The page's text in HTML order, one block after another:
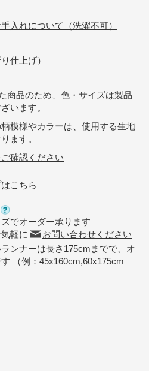
入れについて（洗濯不可）
仕上げ）
商品のため、色・サイズは製品
います。
模様やカラーは、使用する生地
ます。
確認ください
こちら
でオーダー承ります
軽に
お問い合わせください
ンナーは長さ175cmまでで、オ
（例：45x160cm,60x175cm